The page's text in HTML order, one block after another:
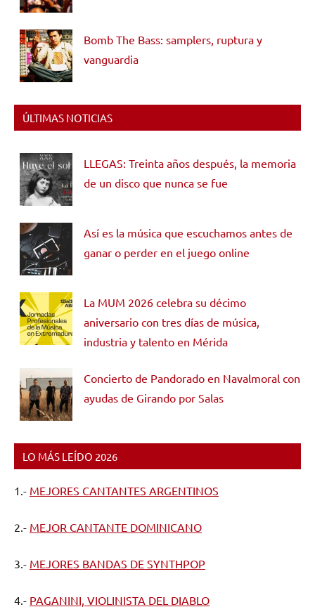
Bomb The Bass: samplers, ruptura y
vanguardia
ÚLTIMAS NOTICIAS
LLEGAS: Treinta años después, la memoria
de un disco que nunca se fue
Así es la música que escuchamos antes de
ganar o perder en el juego online
La MUM 2026 celebra su décimo
aniversario con tres días de música,
industria y talento en Mérida
Concierto de Pandorado en Navalmoral con
ayudas de Girando por Salas
LO MÁS LEÍDO 2026
1.- MEJORES CANTANTES ARGENTINOS
2.- MEJOR CANTANTE DOMINICANO
3.- MEJORES BANDAS DE SYNTHPOP
4.- PAGANINI, VIOLINISTA DEL DIABLO